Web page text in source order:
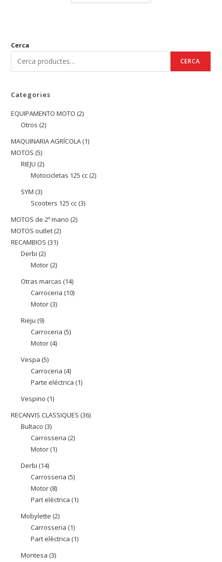
Cerca
CERCA
Categories
EQUIPAMENTO MOTO 22
Otros 22
productes
MAQUINARIA AGRÍCOLA 11
MOTOS 55
productes
RIEJU 22
productes
Motocicletas 125 cc 22
SYM 33
productes
Scooters 125 cc 33
MOTOS de 2º mano 22
MOTOS outlet 22
RECAMBIOS 3131
Derbi 22
productes
Motor 22
productes
Otras marcas 1414
productes
Carroceria 1010
Motor 33
Rieju 99
productes
Carroceria 55
Motor 44
Vespa 55
productes
Carroceria 44
productes
Parte eléctrica 11
Vespino 11
producte
RECANVIS CLASSIQUES 3636
Bultaco 33
productes
Carrosseria 22
Motor 11
Derbi 1414
productes
Carrosseria 55
Motor 88
productes
Part elèctrica 11
Mobylette 22
productes
Carrosseria 11
producte
Part elèctrica 11
Montesa 33